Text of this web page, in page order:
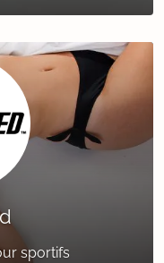
sportifs